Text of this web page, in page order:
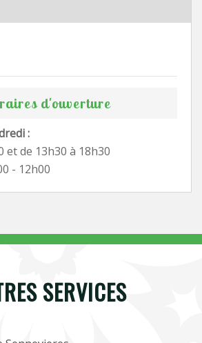
d'ouverture
:
et de 13h30 à 18h30
- 12h00
SERVICES